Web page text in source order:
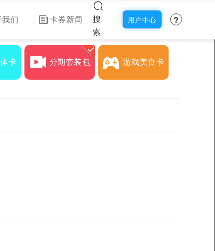
我们 卡券新闻
搜
索
用户中心 ?
卡 分期套装包 游戏美食卡